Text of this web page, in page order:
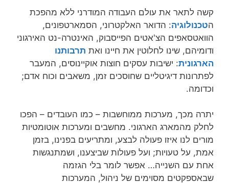
קשה לתאר את עולם העבודה המודרני ללא מהפכת
הטכנולוגיה: הדואר האלקטרוני, הסמארטפונים,
הוואטסאפים הצ'אטים הפייסבוק, האינטרה-נט האירגוני
ודומיהם, שינו לחלוטין את חיינו ואת תרבותנו
הארגונית: ישיבות עסקים חוצות אוקיינוסים, המעבר
לפתרונות דיגיטליים שחוסכים זמן, משאבים וכוח אדם;
וכדומה.
יתרה מכך, מערכות ממוחשבות – כמו העובדים – הפכו
לחלק מהמארג הארגוני. מחשבים ומערכות אוטומטיות
מורים לנו איזו פעולה לבצע, ומתריעים בפנינו, בזמן
אמת, על טעויות; ועל פעולות שביצענו, ושמתנגשות
אחת עם השנייה… אפשר לומר בלי הגזמה
שבאספקטים מסוימים של ניהול, המערכות